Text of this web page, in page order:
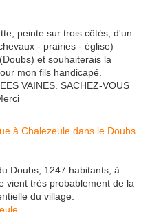
peinte sur trois côtés, d'un
- prairies - église)
et souhaiterais la
mon fils handicapé.
VAINES. SACHEZ-VOUS
Doubs, 1247 habitants, à
vient très probablement de la
du village.